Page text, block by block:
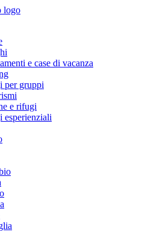
e case di vacanza
per gruppi
e rifugi
esperienziali